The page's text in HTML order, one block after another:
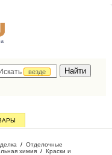
Искать
везде
/ Отделочные
химия / Краски и